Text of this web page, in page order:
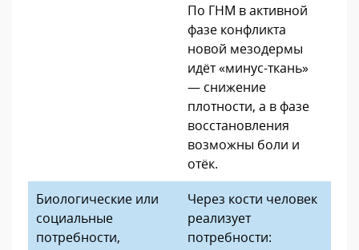
По ГНМ в активной
фазе конфликта
новой мезодермы
идёт «минус-ткань»
— снижение
плотности, а в фазе
восстановления
возможны боли и
отёк.
Биологические или
социальные
потребности,
Через кости человек
реализует
потребности: